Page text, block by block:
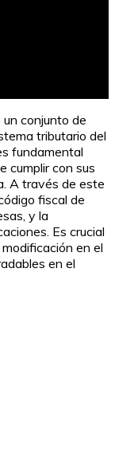
conjunto de
tributario del
fundamental
cumplir con sus
A través de este
fiscal de
y la
Es crucial
en el
en el